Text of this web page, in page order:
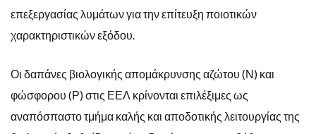
επεξεργασίας λυμάτων για την επίτευξη ποιοτικών
χαρακτηριστικών εξόδου.
Οι δαπάνες βιολογικής απομάκρυνσης αζώτου (Ν) και
φώσφορου (Ρ) στις ΕΕΛ κρίνονται επιλέξιμες ως
αναπόσπαστο τμήμα καλής και αποδοτικής λειτουργίας της